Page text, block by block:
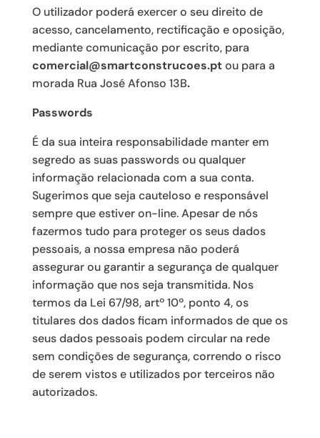
O utilizador poderá exercer o seu direito de
acesso, cancelamento, rectificação e oposição,
mediante comunicação por escrito, para
comercial@smartconstrucoes.ptou para a
morada Rua José Afonso 13B.
Passwords
É da sua inteira responsabilidade manter em
segredo as suas passwords ou qualquer
informação relacionada com a sua conta.
Sugerimos que seja cauteloso e responsável
sempre que estiver on-line. Apesar de nós
fazermos tudo para proteger os seus dados
pessoais, a nossa empresa não poderá
assegurar ou garantir a segurança de qualquer
informação que nos seja transmitida. Nos
termos da Lei 67/98, artº 10º, ponto 4, os
titulares dos dados ficam informados de que os
seus dados pessoais podem circular na rede
sem condições de segurança, correndo o risco
de serem vistos e utilizados por terceiros não
autorizados.